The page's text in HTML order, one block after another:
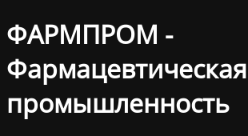
ФАРМПРОМ -
Фармацевтическая
промышленность